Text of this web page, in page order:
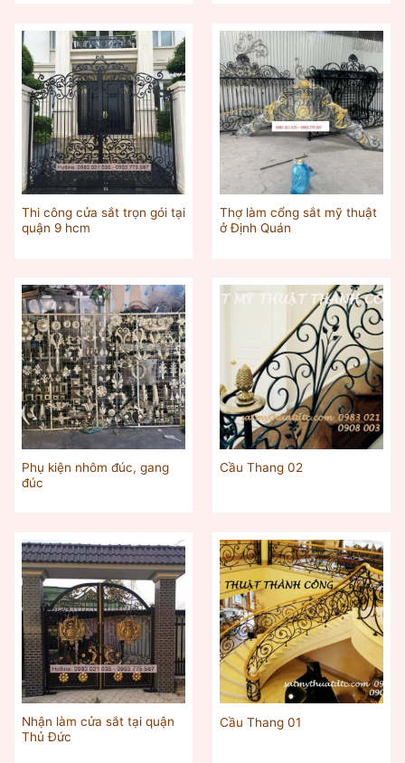
Thi công cửa sắt trọn gói tại
quận 9 hcm
Thợ làm cổng sắt mỹ thuật
ở Định Quán
Phụ kiện nhôm đúc, gang
đúc
Cầu Thang 02
Nhận làm cửa sắt tại quận
Thủ Đức
Cầu Thang 01